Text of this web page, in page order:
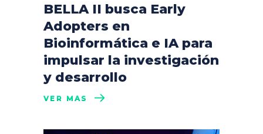
BELLA II busca Early
Adopters en
Bioinformática e IA para
impulsar la investigación
y desarrollo
VER MÁS